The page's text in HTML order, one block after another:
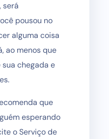
será
pousou no
alguma coisa
ao menos que
chegada e
que
esperando
o Serviço de